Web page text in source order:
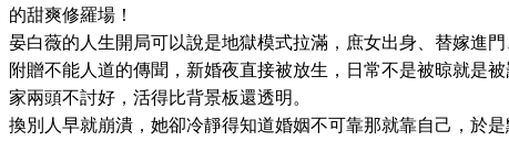
的甜爽修羅場！
晏白薇的人生開局可以說是地獄模式拉滿，庶女出身、替嫁進
附贈不能人道的傳聞，新婚夜直接被放生，日常不是被晾就是
家兩頭不討好，活得比背景板還透明。
換別人早就崩潰，她卻冷靜得知道婚姻不可靠那就靠自己，於